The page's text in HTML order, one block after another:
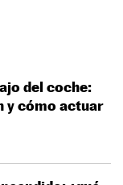
del coche:
y cómo actuar